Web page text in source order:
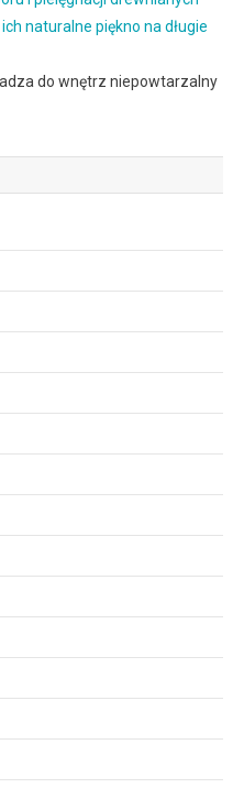
naturalne piękno na długie
do wnętrz niepowtarzalny